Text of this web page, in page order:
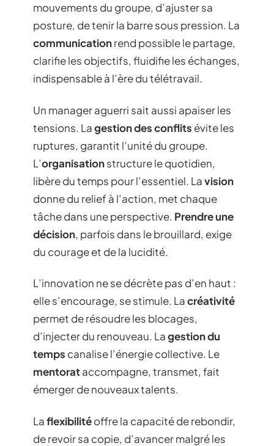
mouvements du groupe, d’ajuster sa
posture, de tenir la barre sous pression. La
communicationrend possible le partage,
clarifie les objectifs, fluidifie les échanges,
indispensable à l’ère du télétravail.
Un manager aguerri sait aussi apaiser les
tensions. Lagestion des conflits évite les
ruptures, garantit l’unité du groupe.
L’organisationstructure le quotidien,
libère du temps pour l’essentiel. Lavision
donne du relief à l’action, met chaque
tâche dans une perspective. Prendre une
décision, parfois dans le brouillard, exige
du courage et de la lucidité.
L’innovation ne se décrète pas d’en haut :
elle s’encourage, se stimule. Lacréativité
permet de résoudre les blocages,
d’injecter du renouveau. Lagestion du
temps canalise l’énergie collective. Le
mentorataccompagne, transmet, fait
émerger de nouveaux talents.
Laflexibilitéoffre la capacité de rebondir,
de revoir sa copie, d’avancer malgré les